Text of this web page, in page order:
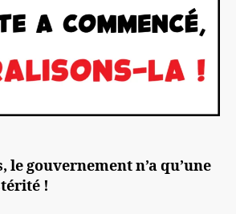
le gouvernement n’a qu’une
!